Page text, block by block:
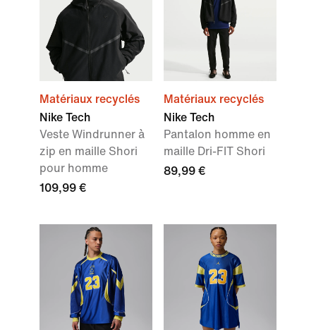
Matériaux recyclés
Nike Tech
Veste Windrunner à
zip en maille Shori
pour homme
109,99 €
Matériaux recyclés
Nike Tech
Pantalon homme en
maille Dri-FIT Shori
89,99 €